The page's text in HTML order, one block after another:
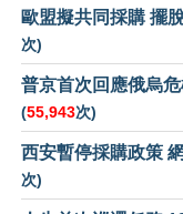
歐盟擬共同採購 擺
次)
普京首次回應俄烏
(55,943次)
西安暫停採購政策
次)